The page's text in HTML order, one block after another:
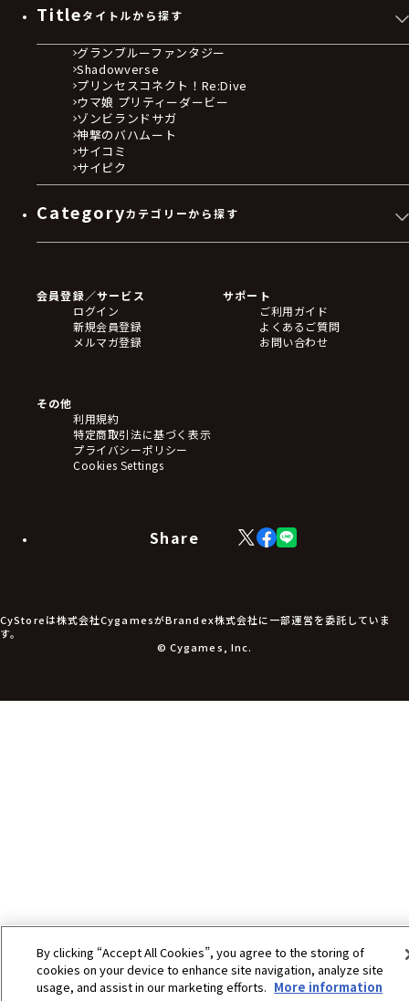
Titleタイトルから探す
グランブルーファンタジー
Shadowverse
プリンセスコネクト！Re:Dive
ウマ娘 プリティーダービー
ゾンビランドサガ
神撃のバハムート
サイコミ
サイピク
Categoryカテゴリーから探す
フィギュア
アクリルスタンド
バッジ
キーホルダー・ストラップ
ステッカー・シール・カード
タペストリー・ポスター
アームサポーター
ブレードホルダー
食品・飲料品
アパレル小物
アクセサリー
会員登録／サービス
ログイン
新規会員登録
メルマガ登録
サポート
ご利用ガイド
よくあるご質問
お問い合わせ
その他
利用規約
特定商取引法に基づく表示
プライバシーポリシー
Cookies Settings
Share
X
(Twitter)
Facebook
LINE
CyStoreは株式会社CygamesがBrandex株式会社に一部運営を委託していま
す。
© Cygames, Inc.
By clicking “Accept All Cookies”, you agree to the storing of
cookies on your device to enhance site navigation, analyze site
usage, and assist in our marketing efforts. More information